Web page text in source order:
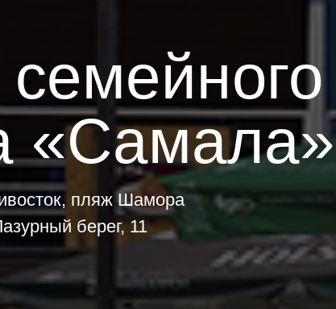
«Самала»
пляж Шамора
берег, 11